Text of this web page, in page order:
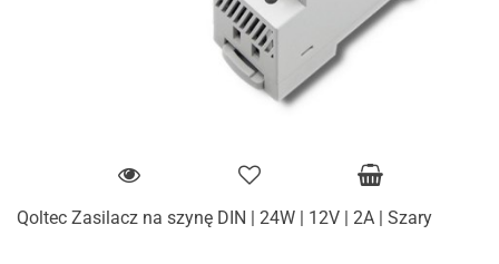
Qoltec Zasilacz na szynę DIN | 24W | 12V | 2A | Szary